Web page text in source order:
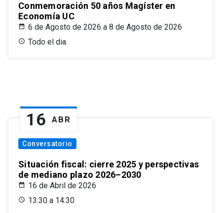
Conmemoración 50 años Magíster en
Economía UC
6 de Agosto de 2026 a 8 de Agosto de 2026
Todo el dia.
16 ABR
Conversatorio
Situación fiscal: cierre 2025 y perspectivas
de mediano plazo 2026–2030
16 de Abril de 2026
13:30 a 14:30